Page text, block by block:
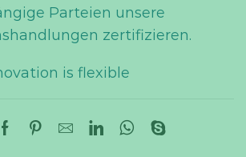
Parteien unsere
zertifizieren.
is flexible